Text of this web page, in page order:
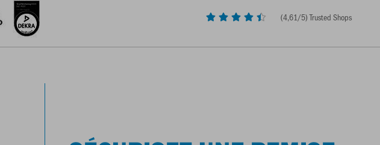
(4,61/5) Trusted Shops